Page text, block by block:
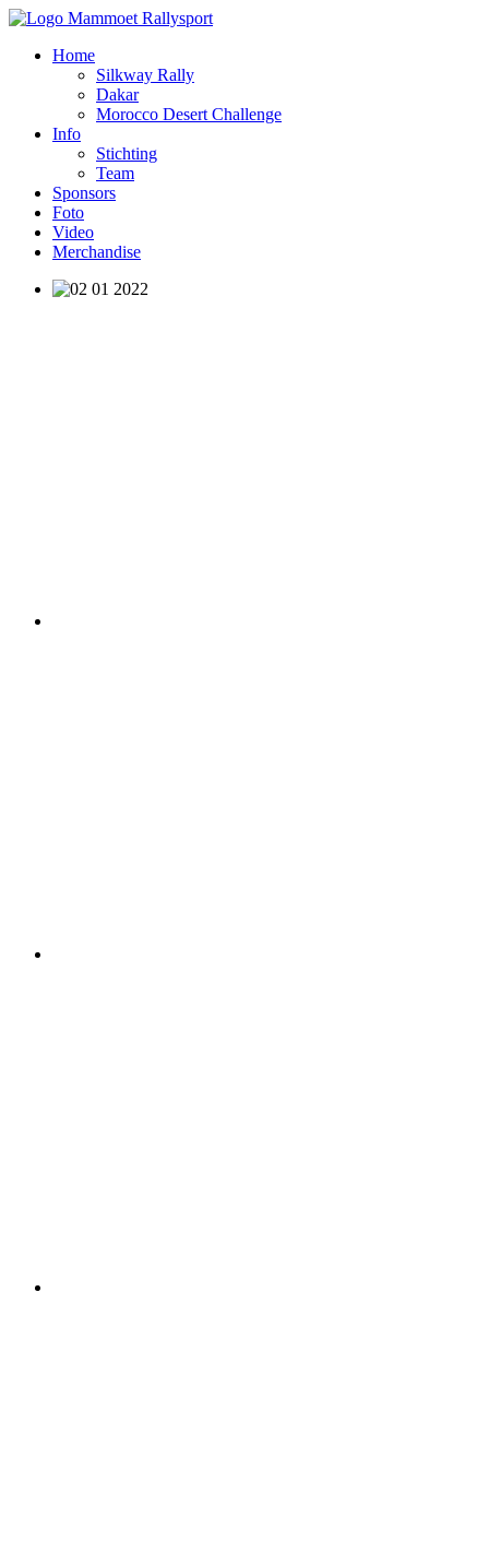
Home
Silkway Rally
Dakar
Morocco Desert Challenge
Info
Stichting
Team
Sponsors
Foto
Video
Merchandise